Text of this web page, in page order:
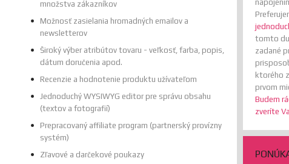
množstva zákazníkov
Možnosť zasielania hromadných emailov a
newsletterov
Široký výber atribútov tovaru - veľkosť, farba, popis,
dátum doručenia apod.
Recenzie a hodnotenie produktu užívateľom
Jednoduchý WYSIWYG editor pre správu obsahu
(textov a fotografií)
Prepracovaný affiliate program (partnerský provízny
systém)
Zľavové a darčekové poukazy
tomto
zadané
ktorého
prvom
Budem
zveríte